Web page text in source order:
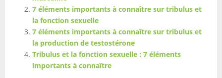
7 éléments importants à connaître sur tribulus et
la fonction sexuelle
7 éléments importants à connaître sur tribulus et
la production de testostérone
Tribulus et la fonction sexuelle : 7 éléments
importants à connaître